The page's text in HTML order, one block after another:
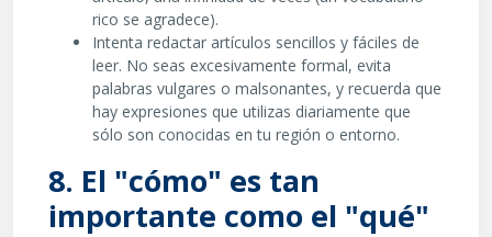
rico se agradece).
Intenta redactar artículos sencillos y fáciles de
leer. No seas excesivamente formal, evita
palabras vulgares o malsonantes, y recuerda que
hay expresiones que utilizas diariamente que
sólo son conocidas en tu región o entorno.
8. El "cómo" es tan
importante como el "qué"